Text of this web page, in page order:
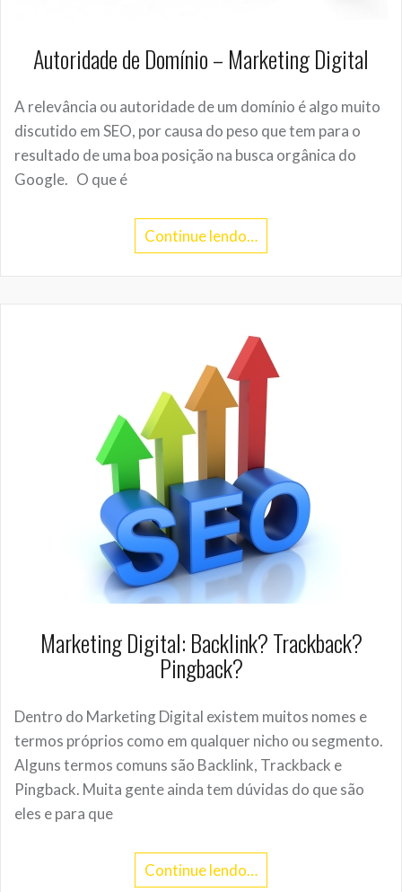
Autoridade de Domínio – Marketing Digital
A relevância ou autoridade de um domínio é algo muito
discutido em SEO, por causa do peso que tem para o
resultado de uma boa posição na busca orgânica do
Google. O que é
Continue lendo…
Marketing Digital: Backlink? Trackback?
Pingback?
Dentro do Marketing Digital existem muitos nomes e
termos próprios como em qualquer nicho ou segmento.
Alguns termos comuns são Backlink, Trackback e
Pingback. Muita gente ainda tem dúvidas do que são
eles e para que
Continue lendo…